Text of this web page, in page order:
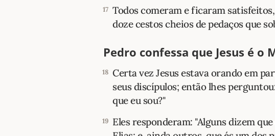
17 Todos comeram e ficaram
doze cestos cheios de pedaços que
Pedro confessa que Jesus é o
18 Certa vez Jesus estava orando em
seus discípulos; então lhes
que eu sou?"
19 Eles responderam: "Alguns dizem